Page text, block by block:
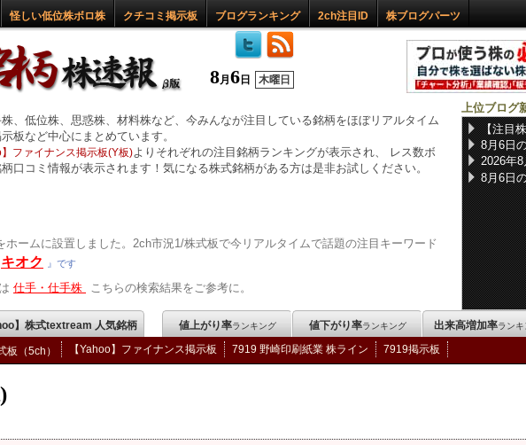
怪しい低位株ボロ株 クチコミ掲示板 ブログランキング 2ch注目ID 株ブログパーツ
8月 6 日 木曜日
、低位株、思惑株、材料株など、今みんなが注目している銘柄をほぼリアルタイム
板など中心にまとめています。
】ファイナンス掲示板(Y板)よりそれぞれの注目銘柄ランキングが表示され、 レス数ボ
口コミ情報が表示されます！気になる株式銘柄がある方は是非お試しください。
ホームに設置しました。2ch市況1/株式板で今リアルタイムで話題の注目キーワード
キオク 』です
仕手・仕手株 こちらの検索結果をご参考に。
上位ブログ
【注目
8月6日
2026年
8月6日
】株式textream 人気銘柄 値上がり率ランキング 値下がり率ランキング 出来高増加率ランキ
板（5ch） 【Yahoo】ファイナンス掲示板 7919 野崎印刷紙業 株ライン 7919掲示板